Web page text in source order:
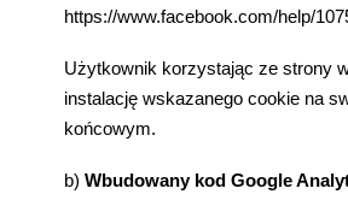
https://www.facebook.com/help/
Użytkownik korzystając ze strony
instalacjęwskazanego cookie na
końcowym.
b)Wbudowany kod Google